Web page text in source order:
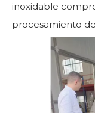
inoxidable
procesamiento